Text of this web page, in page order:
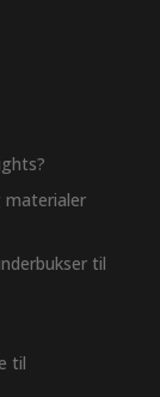
materialer
til
til